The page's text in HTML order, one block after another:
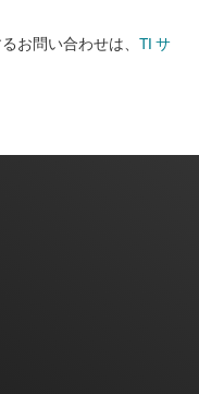
お問い合わせは、 TI サ